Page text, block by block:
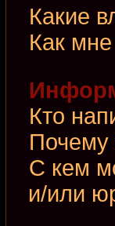
Какие
Как
Кто
Почему
С кем
и/или